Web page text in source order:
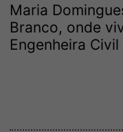
Maria
Branco, onde
Engenheira